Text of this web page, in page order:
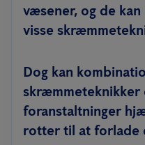
væsener, og de
visse
Dog kan
skræmmeteknikker
foranstaltninger
rotter til at forlade